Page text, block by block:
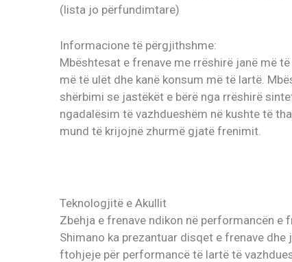
(lista jo përfundimtare)
Informacione të përgjithshme:
Mbështesat e frenave me rrëshirë janë më
më të ulët dhe kanë konsum më të lartë.
shërbimi se jastëkët e bërë nga rrëshirë
ngadalësim të vazhdueshëm në kushte të
mund të krijojnë zhurmë gjatë frenimit.
Teknologjitë e Akullit
Zbehja e frenave ndikon në performancën
Shimano ka prezantuar disqet e frenave
ftohjeje për performancë të lartë të